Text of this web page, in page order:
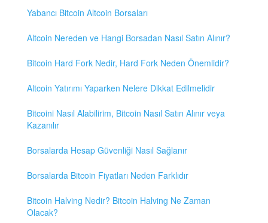
Yabancı Bitcoin Altcoin Borsaları
Altcoin Nereden ve Hangi Borsadan Nasıl Satın Alınır?
Bitcoin Hard Fork Nedir, Hard Fork Neden Önemlidir?
Altcoin Yatırımı Yaparken Nelere Dikkat Edilmelidir
Bitcoini Nasıl Alabilirim, Bitcoin Nasıl Satın Alınır veya
Kazanılır
Borsalarda Hesap Güvenliği Nasıl Sağlanır
Borsalarda Bitcoin Fiyatları Neden Farklıdır
Bitcoin Halving Nedir? Bitcoin Halving Ne Zaman
Olacak?